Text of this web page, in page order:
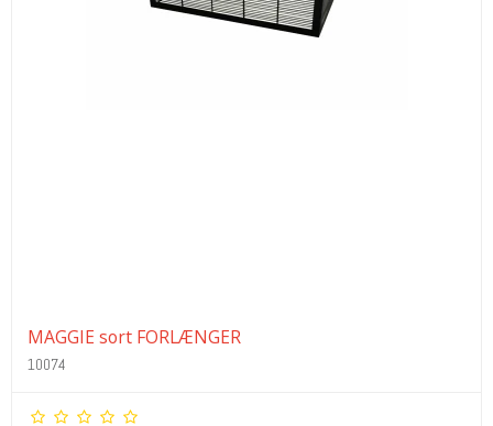
MAGGIE sort FORLÆNGER
10074